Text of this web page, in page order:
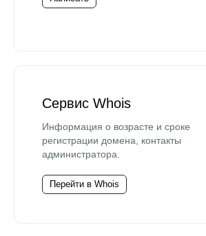
Сервис Whois
Информация о возрасте и сроке
регистрации домена, контакты
администратора.
Перейти в Whois